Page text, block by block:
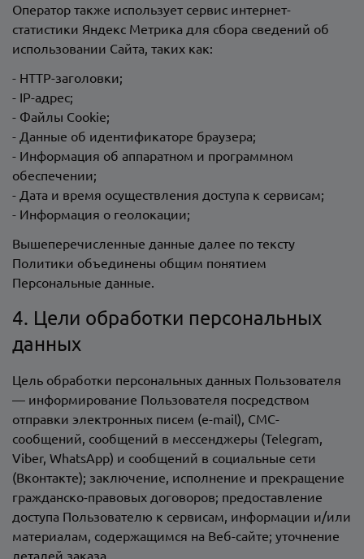
Оператор также использует сервис интернет-
статистики Яндекс Метрика для сбора сведений об
использовании Сайта, таких как:
- HTTP-заголовки;
- IP-адрес;
- Файлы Cookie;
- Данные об идентификаторе браузера;
- Информация об аппаратном и программном
обеспечении;
- Дата и время осуществления доступа к сервисам;
- Информация о геолокации;
Вышеперечисленные данные далее по тексту
Политики объединены общим понятием
Персональные данные.
4. Цели обработки персональных
данных
Цель обработки персональных данных Пользователя
— информирование Пользователя посредством
отправки электронных писем (e-mail), СМС-
сообщений, сообщений в мессенджеры (Telegram,
Viber, WhatsApp) и сообщений в социальные сети
(Вконтакте); заключение, исполнение и прекращение
гражданско-правовых договоров; предоставление
доступа Пользователю к сервисам, информации и/или
материалам, содержащимся на Веб-сайте; уточнение
деталей заказа.